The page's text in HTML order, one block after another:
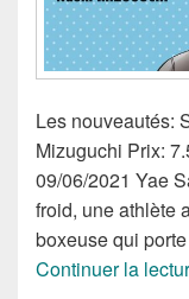
Les nouveautés:
Mizuguchi Prix:
09/06/2021 Yae
froid, une athlète
boxeuse qui
Continuer la